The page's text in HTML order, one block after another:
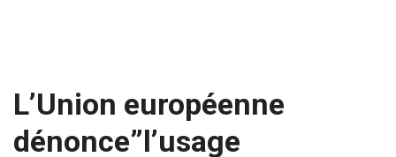
L’Union européenne
dénonce”l’usage